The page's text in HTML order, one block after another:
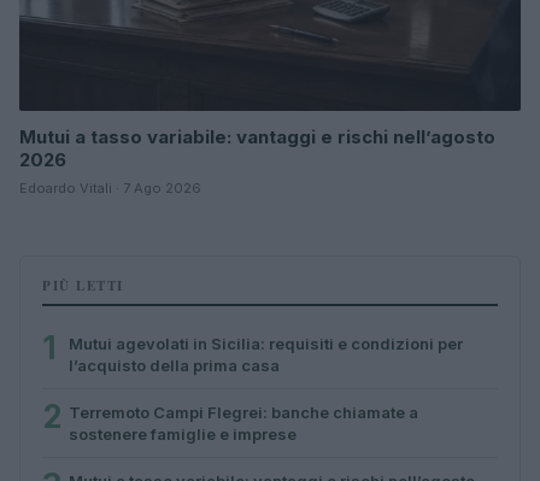
Mutui a tasso variabile: vantaggi e rischi nell’agosto
2026
Edoardo Vitali · 7 Ago 2026
PIÙ LETTI
1
Mutui agevolati in Sicilia: requisiti e condizioni per
l’acquisto della prima casa
2 Terremoto Campi Flegrei: banche chiamate a
sostenere famiglie e imprese